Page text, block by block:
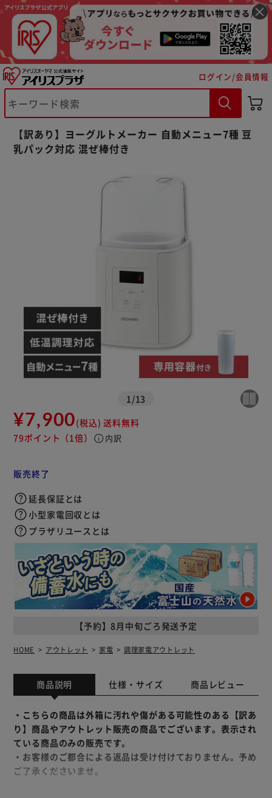
ログイン/会員情報
【訳あり】ヨーグルトメーカー 自動メニュー7種 豆
乳パック対応 混ぜ棒付き
1 /13
¥7,900(税込) 送料無料
79ポイント （1倍） info 内訳
【予約】8月中旬ごろ発送予定
販売終了
延長保証とは
小型家電回収とは
プラザリユースとは
HOME アウトレット 家電 調理家電アウトレット
商品説明 仕様・サイズ 商品レビュー
・こちらの商品は外箱に汚れや傷がある可能性のある【訳あ
り】商品やアウトレット販売の商品でございます。表示され
ている商品のみの販売です。
・お客様のご都合による返品は受け付けておりません。予め
ご了承くださいませ。
カートに入れる 購入手続きへ